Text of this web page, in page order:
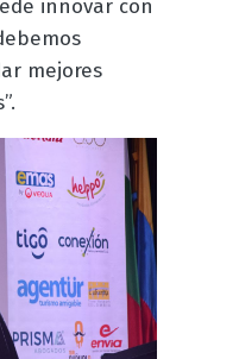
innovar con
mejores